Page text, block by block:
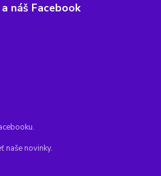
náš Facebook
naše novinky.